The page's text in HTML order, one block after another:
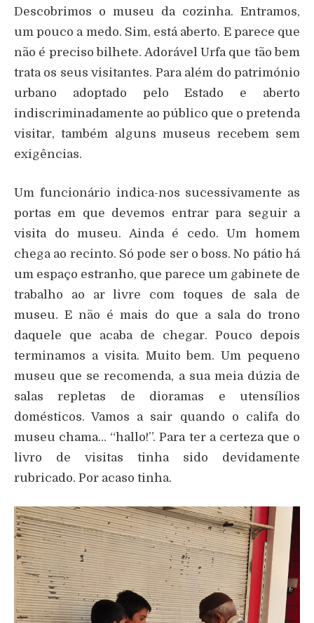
Descobrimos o museu da cozinha. Entramos,
um pouco a medo. Sim, está aberto. E parece que
não é preciso bilhete. Adorável Urfa que tão bem
trata os seus visitantes. Para além do património
urbano adoptado pelo Estado e aberto
indiscriminadamente ao público que o pretenda
visitar, também alguns museus recebem sem
exigências.
Um funcionário indica-nos sucessivamente as
portas em que devemos entrar para seguir a
visita do museu. Ainda é cedo. Um homem
chega ao recinto. Só pode ser o boss. No pátio há
um espaço estranho, que parece um gabinete de
trabalho ao ar livre com toques de sala de
museu. E não é mais do que a sala do trono
daquele que acaba de chegar. Pouco depois
terminamos a visita. Muito bem. Um pequeno
museu que se recomenda, a sua meia dúzia de
salas repletas de dioramas e utensílios
domésticos. Vamos a sair quando o califa do
museu chama… “hallo!”. Para ter a certeza que o
livro de visitas tinha sido devidamente
rubricado. Por acaso tinha.